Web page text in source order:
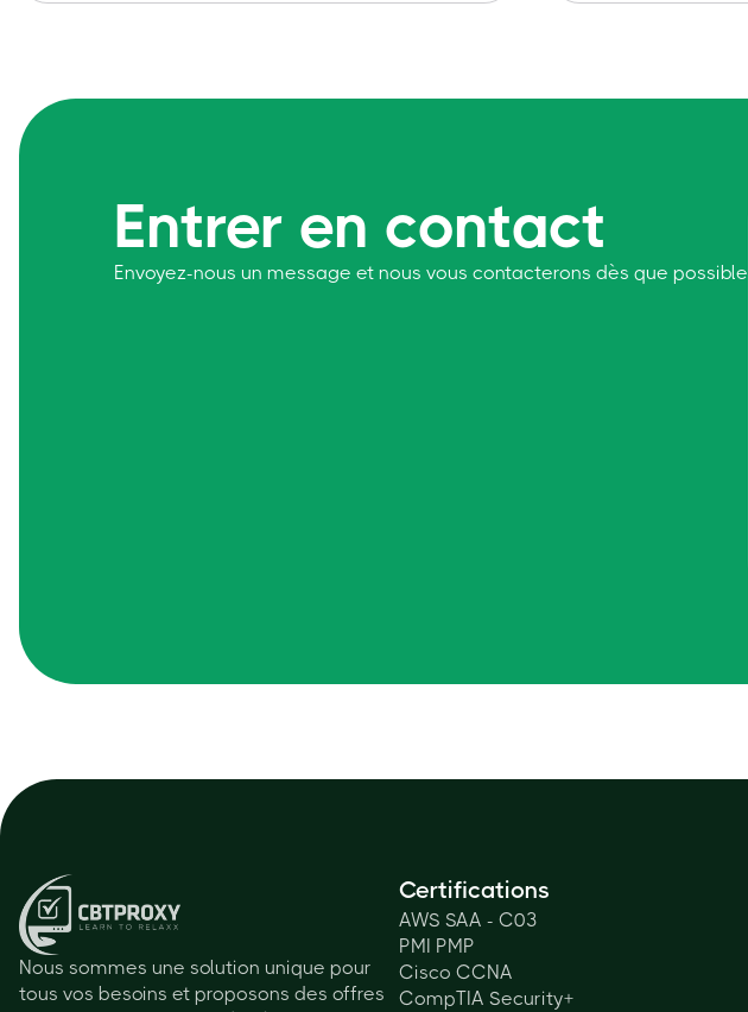
Entrer en contact
Envoyez-nous un message et nous vous contacterons dès que possible
Nous sommes une solution unique pour
tous vos besoins et proposons des offres
Certifications
AWS SAA - C03
PMI PMP
Cisco CCNA
CompTIA Security+